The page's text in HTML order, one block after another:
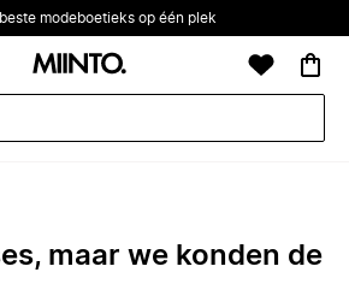
modeboetieks op één plek
maar we konden de